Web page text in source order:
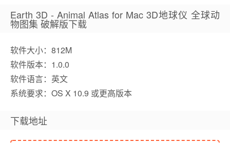
Earth 3D - Animal Atlas for Mac 3D地球仪 全球动
物图集 破解版下载
软件大小：812M
软件版本：1.0.0
软件语言：英文
系统要求：OS X 10.9 或更高版本
下载地址